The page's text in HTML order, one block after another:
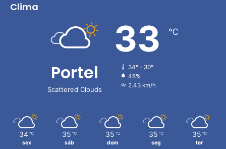
Clima
Portel
Scattered Clouds
33 ℃
34º - 30º
48%
2.43 km/h
34 ℃
sex
35 ℃
sáb
35 ℃
dom
35 ℃
seg
35 ℃
ter